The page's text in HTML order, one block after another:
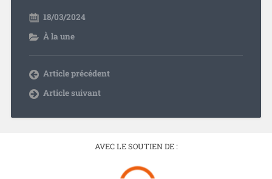
18/03/2024
À la une
Article précédent
Article suivant
AVEC LE SOUTIEN DE :